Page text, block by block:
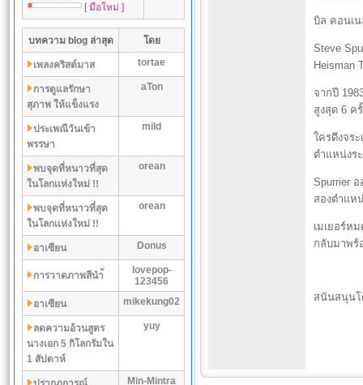
[ มือใหม่ ]
บทความ blog ล่าสุด โดย
เพลงคริสต์มาส tortae
การดูแลรักษา
สุภาพ ให้แข็งแรง
aTon
ประเพณีวันเข้า
พรรษา
mild
พบจุดที่หนาวที่สุด
ในโลกเเห่งใหม่ !!
orean
พบจุดที่หนาวที่สุด
ในโลกเเห่งใหม่ !!
orean
อาเซียน Donus
การวาดภาพสีนำ้
lovepop-
123456
อาเซียน
mikekung02
ลดความอ้วนสูตร
นางเอก 5 กิโลกรัมใน
1 สัปดาห์
yuy
Min-Mintra
บิล คอนเ
Steve
Heisman
จากปี
สูงสุด 6 ค
ใครดึงจร
ตำแหน่งร
Spurrier
สองตำแห
เมเยอร์ห
กลับมาพร้
สนันสนุนโ